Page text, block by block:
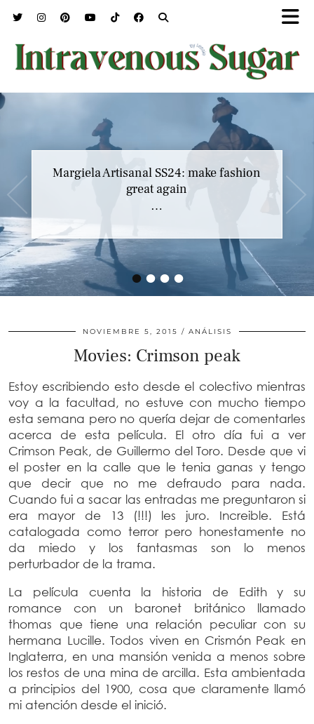
••••
Margiela Artisanal SS24: make fashion
great again
…
Marc Jacobs SS23 y el buscar confort en
nuestros héroes
…
NOVIEMBRE 5, 2015 ANÁLISIS
Movies: Crimson peak
Estoy escribiendo esto desde el colectivo mientras
voy a la facultad, no estuve con mucho tiempo
esta semana pero no quería dejar de comentarles
acerca de esta película. El otro día fui a ver
Crimson Peak, de Guillermo del Toro. Desde que vi
el poster en la calle que le tenia ganas y tengo
que decir que no me defraudo para nada.
Cuando fui a sacar las entradas me preguntaron si
era mayor de 13 (!!!) les juro. Increible. Está
catalogada como terror pero honestamente no
da miedo y los fantasmas son lo menos
perturbador de la trama.
La película cuenta la historia de Edith y su
romance con un baronet británico llamado
thomas que tiene una relación peculiar con su
hermana Lucille. Todos viven en Crismón Peak en
Inglaterra, en una mansión venida a menos sobre
los restos de una mina de arcilla. Esta ambientada
a principios del 1900, cosa que claramente llamó
mi atención desde el inició.